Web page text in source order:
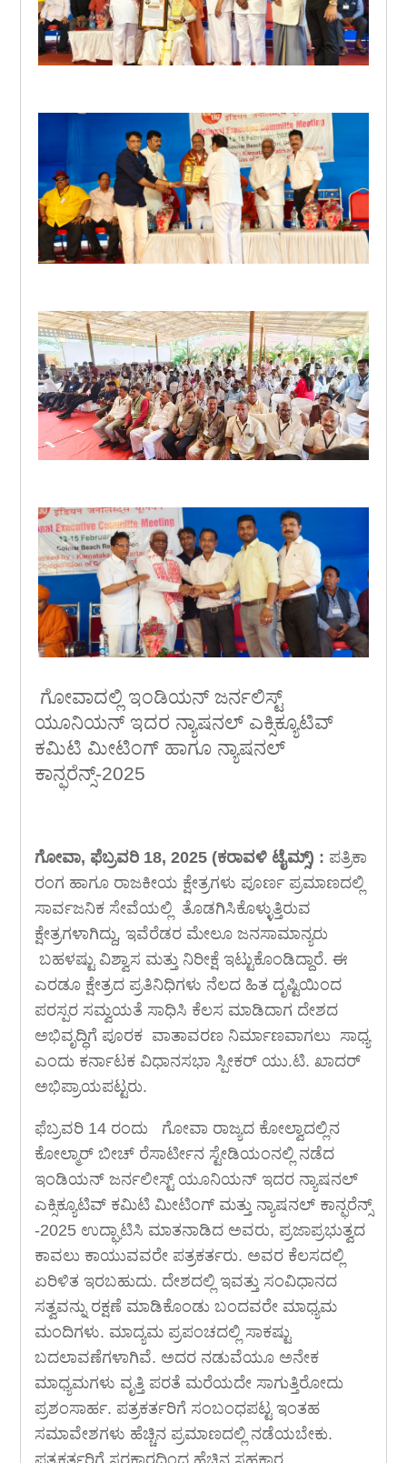
ಗೋವಾದಲ್ಲಿ ಇಂಡಿಯನ್ ಜರ್ನಲಿಸ್ಟ್
ಯೂನಿಯನ್ ಇದರ ನ್ಯಾಷನಲ್ ಎಕ್ಸಿಕ್ಯೂಟಿವ್
ಕಮಿಟಿ ಮೀಟಿಂಗ್ ಹಾಗೂ ನ್ಯಾಷನಲ್
ಕಾನ್ಫರೆನ್ಸ್-2025
ಗೋವಾ, ಫೆಬ್ರವರಿ 18, 2025 (ಕರಾವಳಿ ಟೈಮ್ಸ್) : ಪತ್ರಿಕಾ
ರಂಗ ಹಾಗೂ ರಾಜಕೀಯ ಕ್ಷೇತ್ರಗಳು ಪೂರ್ಣ ಪ್ರಮಾಣದಲ್ಲಿ
ಸಾರ್ವಜನಿಕ ಸೇವೆಯಲ್ಲಿ ತೊಡಗಿಸಿಕೊಳ್ಳುತ್ತಿರುವ
ಕ್ಷೇತ್ರಗಳಾಗಿದ್ದು, ಇವೆರೆಡರ ಮೇಲೂ ಜನಸಾಮಾನ್ಯರು
ಬಹಳಷ್ಟು ವಿಶ್ವಾಸ ಮತ್ತು ನಿರೀಕ್ಷೆ ಇಟ್ಟುಕೊಂಡಿದ್ದಾರೆ. ಈ
ಎರಡೂ ಕ್ಷೇತ್ರದ ಪ್ರತಿನಿಧಿಗಳು ನೆಲದ ಹಿತ ದೃಷ್ಟಿಯಿಂದ
ಪರಸ್ಪರ ಸಮ್ವಯತೆ ಸಾಧಿಸಿ ಕೆಲಸ ಮಾಡಿದಾಗ ದೇಶದ
ಅಭಿವೃದ್ಧಿಗೆ ಪೂರಕ ವಾತಾವರಣ ನಿರ್ಮಾಣವಾಗಲು ಸಾಧ್ಯ
ಎಂದು ಕರ್ನಾಟಕ ವಿಧಾನಸಭಾ ಸ್ಪೀಕರ್ ಯು.ಟಿ. ಖಾದರ್
ಅಭಿಪ್ರಾಯಪಟ್ಟರು.
ಫೆಬ್ರವರಿ 14 ರಂದು ಗೋವಾ ರಾಜ್ಯದ ಕೋಲ್ವಾದಲ್ಲಿನ
ಕೋಲ್ಮಾರ್ ಬೀಚ್ ರೆಸಾರ್ಟೀನ ಸ್ಟೇಡಿಯಂನಲ್ಲಿ ನಡೆದ
ಇಂಡಿಯನ್ ಜರ್ನಲೀಸ್ಟ್ ಯೂನಿಯನ್ ಇದರ ನ್ಯಾಷನಲ್
ಎಕ್ಸಿಕ್ಯೂಟಿವ್ ಕಮಿಟಿ ಮೀಟಿಂಗ್ ಮತ್ತು ನ್ಯಾಷನಲ್ ಕಾನ್ಫರೆನ್ಸ್
-2025 ಉದ್ಘಾಟಿಸಿ ಮಾತನಾಡಿದ ಅವರು, ಪ್ರಜಾಪ್ರಭುತ್ವದ
ಕಾವಲು ಕಾಯುವವರೇ ಪತ್ರಕರ್ತರು. ಅವರ ಕೆಲಸದಲ್ಲಿ
ಏರಿಳಿತ ಇರಬಹುದು. ದೇಶದಲ್ಲಿ ಇವತ್ತು ಸಂವಿಧಾನದ
ಸತ್ವವನ್ನು ರಕ್ಷಣೆ ಮಾಡಿಕೊಂಡು ಬಂದವರೇ ಮಾಧ್ಯಮ
ಮಂದಿಗಳು. ಮಾದ್ಯಮ ಪ್ರಪಂಚದಲ್ಲಿ ಸಾಕಷ್ಟು
ಬದಲಾವಣೆಗಳಾಗಿವೆ. ಅದರ ನಡುವೆಯೂ ಅನೇಕ
ಮಾಧ್ಯಮಗಳು ವೃತ್ತಿ ಪರತೆ ಮರೆಯದೇ ಸಾಗುತ್ತಿರೋದು
ಪ್ರಶಂಸಾರ್ಹ. ಪತ್ರಕರ್ತರಿಗೆ ಸಂಬಂಧಪಟ್ಟ ಇಂತಹ
ಸಮಾವೇಶಗಳು ಹೆಚ್ಚಿನ ಪ್ರಮಾಣದಲ್ಲಿ ನಡೆಯಬೇಕು.